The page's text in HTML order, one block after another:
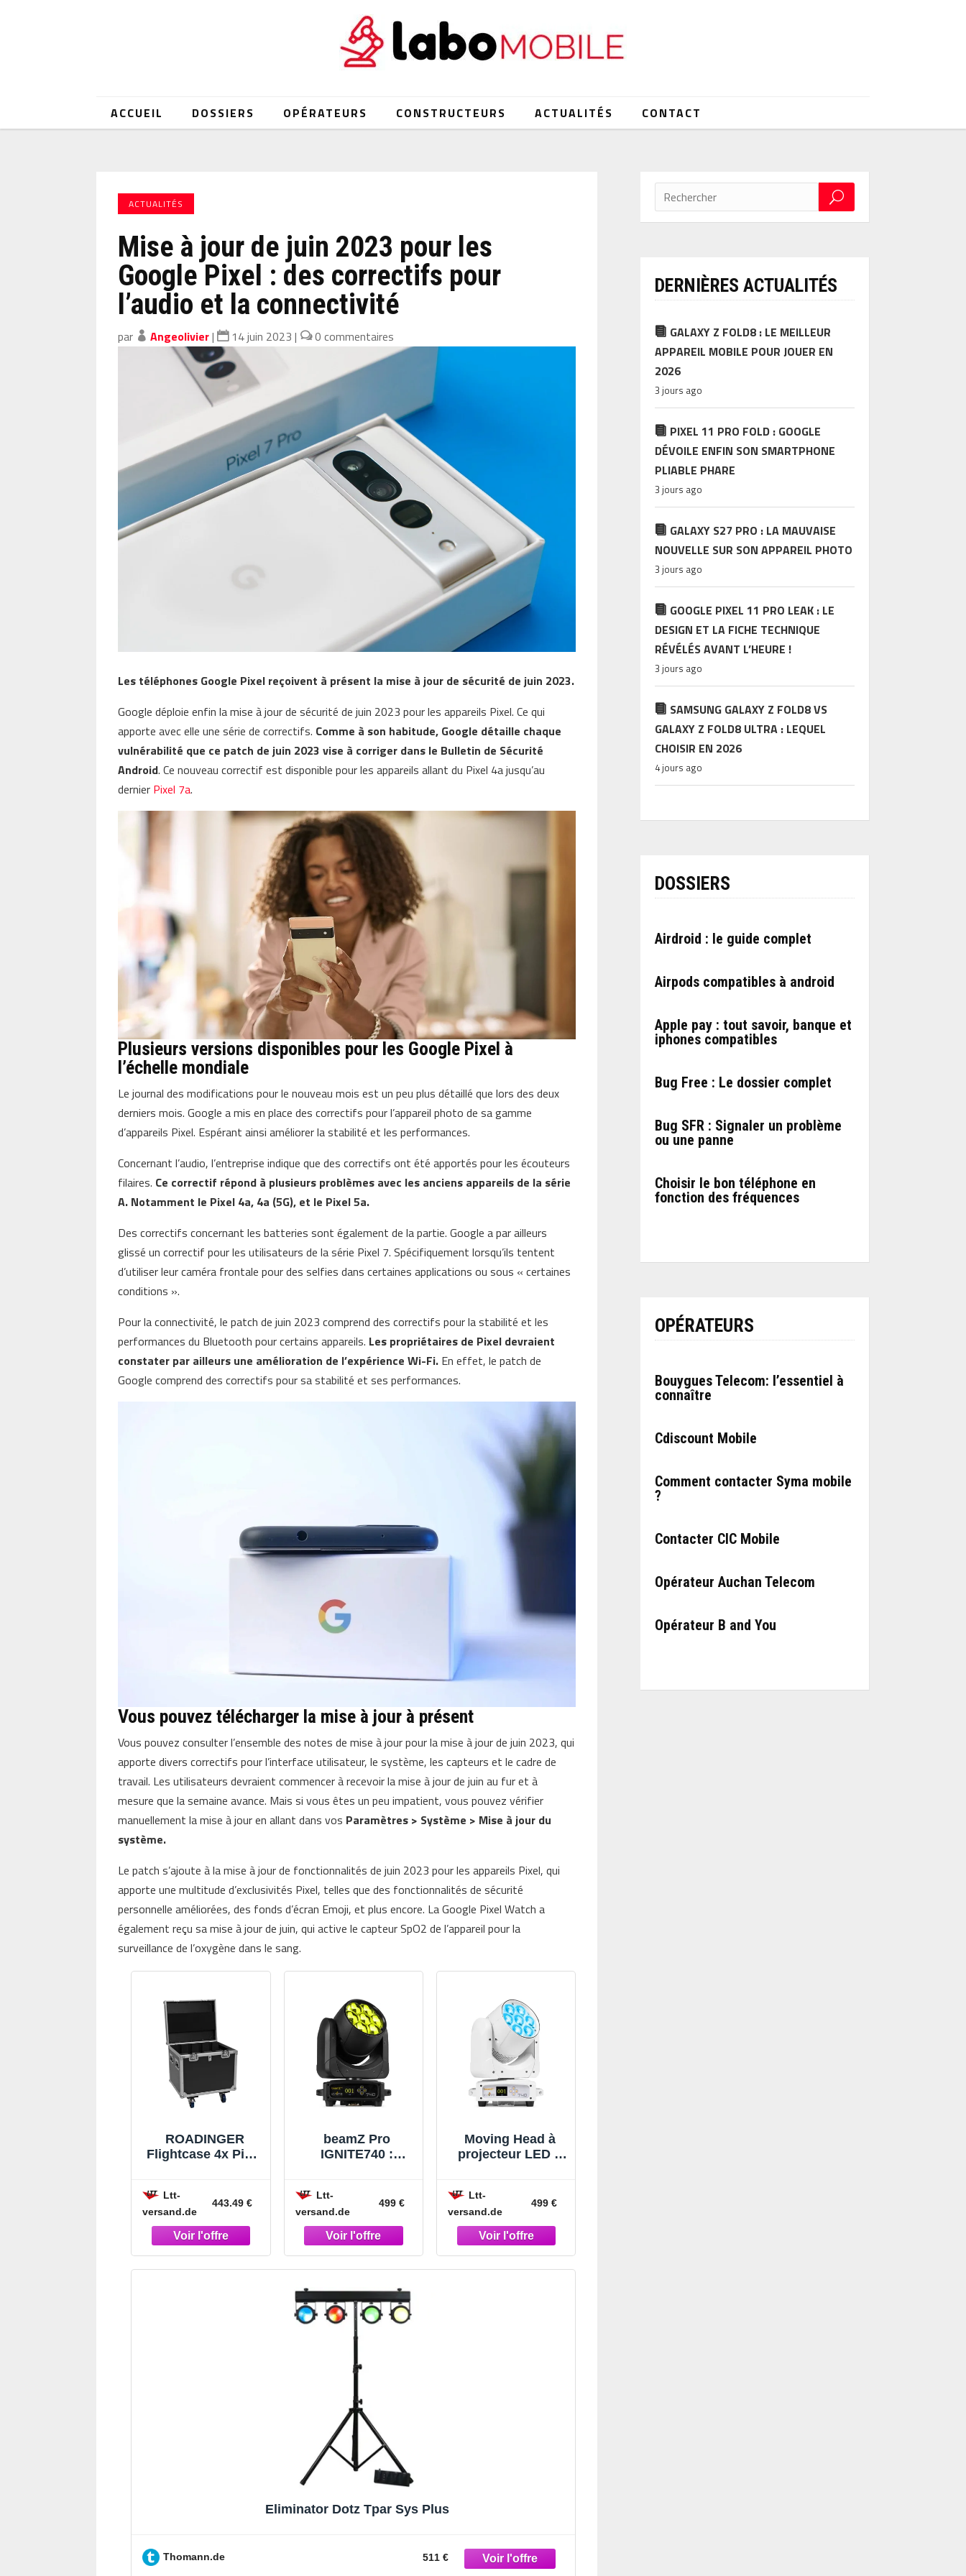
ACCUEIL DOSSIERS OPÉRATEURS CONSTRUCTEURS ACTUALITÉS CONTACT
ACTUALITÉS
Mise à jour de juin 2023 pour les
Google Pixel : des correctifs pour
l’audio et la connectivité
par Angeolivier| 14 juin 2023 | 0 commentaires
Les téléphones Google Pixel reçoivent à présent la mise à jour de sécurité de juin 2023.
Google déploie enfin la mise à jour de sécurité de juin 2023 pour les appareils Pixel. Ce qui
apporte avec elle une série de correctifs. Comme à son habitude, Google détaille chaque
vulnérabilité que ce patch de juin 2023 vise à corriger dans le Bulletin de Sécurité
Android. Ce nouveau correctif est disponible pour les appareils allant du Pixel 4a jusqu’au
dernier Pixel 7a.
Plusieurs versions disponibles pour les Google Pixel à
l’échelle mondiale
Le journal des modifications pour le nouveau mois est un peu plus détaillé que lors des deux
derniers mois. Google a mis en place des correctifs pour l’appareil photo de sa gamme
d’appareils Pixel. Espérant ainsi améliorer la stabilité et les performances.
Concernant l’audio, l’entreprise indique que des correctifs ont été apportés pour les écouteurs
filaires. Ce correctif répond à plusieurs problèmes avec les anciens appareils de la série
A. Notamment le Pixel 4a, 4a (5G), et le Pixel 5a.
Des correctifs concernant les batteries sont également de la partie. Google a par ailleurs
glissé un correctif pour les utilisateurs de la série Pixel 7. Spécifiquement lorsqu’ils tentent
d’utiliser leur caméra frontale pour des selfies dans certaines applications ou sous « certaines
conditions ».
Pour la connectivité, le patch de juin 2023 comprend des correctifs pour la stabilité et les
performances du Bluetooth pour certains appareils. Les propriétaires de Pixel devraient
constater par ailleurs une amélioration de l’expérience Wi-Fi. En effet, le patch de
Google comprend des correctifs pour sa stabilité et ses performances.
Vous pouvez télécharger la mise à jour à présent
Vous pouvez consulter l’ensemble des notes de mise à jour pour la mise à jour de juin 2023, qui
apporte divers correctifs pour l’interface utilisateur, le système, les capteurs et le cadre de
travail. Les utilisateurs devraient commencer à recevoir la mise à jour de juin au fur et à
mesure que la semaine avance. Mais si vous êtes un peu impatient, vous pouvez vérifier
manuellement la mise à jour en allant dans vos Paramètres > Système > Mise à jour du
système.
Le patch s’ajoute à la mise à jour de fonctionnalités de juin 2023 pour les appareils Pixel, qui
apporte une multitude d’exclusivités Pixel, telles que des fonctionnalités de sécurité
personnelle améliorées, des fonds d’écran Emoji, et plus encore. La Google Pixel Watch a
également reçu sa mise à jour de juin, qui active le capteur SpO2 de l’appareil pour la
surveillance de l’oxygène dans le sang.
ROADINGER
Flightcase 4x Pixel
roulettes - Étuis
pour appareils
Ltt-
versand.de
443.49 €
beamZ Pro
IGNITE740 :
wash et zoom, 7 x
40 W - Moving
Head Washer
Ltt-
versand.de
499 €
Moving Head à
projecteur LED «
avec zoom -
Moving Head
Washer
Ltt-
versand.de
499 €
Eliminator Dotz Tpar Sys Plus
Thomann.de 511 €
DERNIÈRES ACTUALITÉS
GALAXY Z FOLD8 : LE MEILLEUR
APPAREIL MOBILE POUR JOUER EN
2026
3 jours ago
PIXEL 11 PRO FOLD : GOOGLE
DÉVOILE ENFIN SON SMARTPHONE
PLIABLE PHARE
3 jours ago
GALAXY S27 PRO : LA MAUVAISE
NOUVELLE SUR SON APPAREIL PHOTO
3 jours ago
GOOGLE PIXEL 11 PRO LEAK : LE
DESIGN ET LA FICHE TECHNIQUE
RÉVÉLÉS AVANT L’HEURE !
3 jours ago
SAMSUNG GALAXY Z FOLD8 VS
GALAXY Z FOLD8 ULTRA : LEQUEL
CHOISIR EN 2026
4 jours ago
DOSSIERS
Airdroid : le guide complet
Airpods compatibles à android
Apple pay : tout savoir, banque et
iphones compatibles
Bug Free : Le dossier complet
Bug SFR : Signaler un problème
ou une panne
Choisir le bon téléphone en
fonction des fréquences
OPÉRATEURS
Bouygues Telecom: l’essentiel à
connaître
Cdiscount Mobile
Comment contacter Syma mobile
?
Contacter CIC Mobile
Opérateur Auchan Telecom
Opérateur B and You